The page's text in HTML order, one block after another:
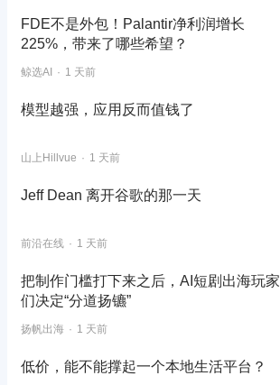
FDE不是外包！Palantir净利润增长
225%，带来了哪些希望？
鲸选AI 1 天前
模型越强，应用反而值钱了
山上Hillvue 1 天前
Jeff Dean 离开谷歌的那一天
前沿在线 1 天前
把制作门槛打下来之后，AI短剧出海玩家
们决定“分道扬镳”
扬帆出海 1 天前
低价，能不能撑起一个本地生活平台？